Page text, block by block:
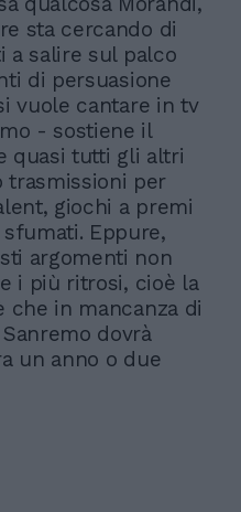
sta cercando di
a salire sul palco
di persuasione
vuole cantare in tv
- sostiene il
quasi tutti gli altri
trasmissioni per
giochi a premi
Eppure,
argomenti non
i più ritrosi, cioè la
che in mancanza di
dovrà
un anno o due